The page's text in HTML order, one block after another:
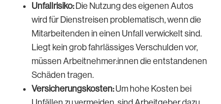
Unfallrisiko:Die Nutzung des eigenen Autos
wird für Dienstreisen problematisch, wenn die
Mitarbeitenden in einen Unfall verwickelt sind.
Liegt kein grob fahrlässiges Verschulden vor,
müssen Arbeitnehmer:innen die entstandenen
Schäden tragen.
Versicherungskosten:Um hohe Kosten bei